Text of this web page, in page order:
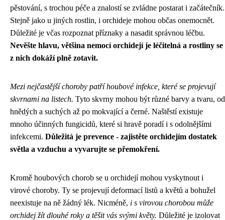
pěstování, s trochou péče a znalostí se zvládne postarat i začátečník.
Stejně jako u jiných rostlin, i orchideje mohou občas onemocnět.
Důležité je včas rozpoznat příznaky a nasadit správnou léčbu.
Nevěšte hlavu, většina nemocí orchidejí je léčitelná a rostliny se
z nich dokáží plně zotavit.
Mezi nejčastější choroby patří houbové infekce, které se projevují
skvrnami na listech. Tyto skvrny mohou být různé barvy a tvaru, od
hnědých a suchých až po mokvající a černé. Naštěstí existuje
mnoho účinných fungicidů, které si hravě poradí i s odolnějšími
infekcemi. Důležitá je prevence - zajistěte orchidejím dostatek
světla a vzduchu a vyvarujte se přemokření.
Kromě houbových chorob se u orchidejí mohou vyskytnout i
virové choroby. Ty se projevují deformací listů a květů a bohužel
neexistuje na ně žádný lék. Nicméně, i s virovou chorobou může
orchidej žít dlouhé roky a těšit vás svými květy. Důležité je izolovat